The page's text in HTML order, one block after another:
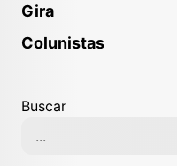
Gira
Colunistas
Buscar